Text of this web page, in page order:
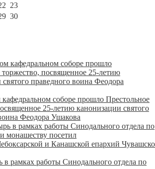
23
30
соборе прошло Престольное
25-летию канонизации святого
Феодора Ушакова
в рамках работы Синодального отдела по